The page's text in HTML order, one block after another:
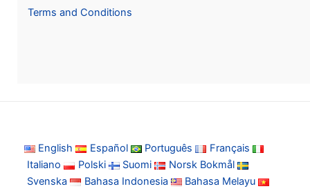
Terms and Conditions
English Español Português
Français
Italiano
Polski Suomi
Norsk Bokmål
Svenska
Bahasa Indonesia
Bahasa Melayu